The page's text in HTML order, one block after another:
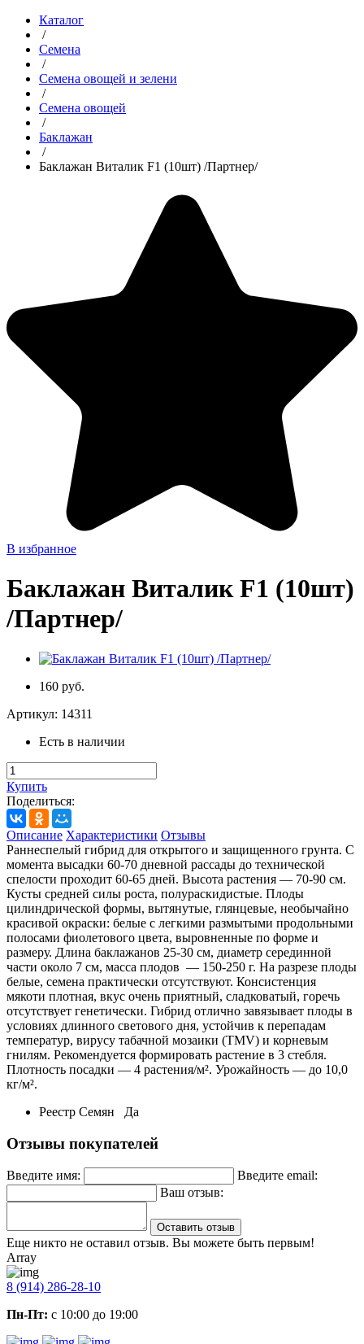
Каталог
/
Семена
/
Семена овощей и зелени
/
Семена овощей
/
Баклажан
/
Баклажан Виталик F1 (10шт) /Партнер/
В избранное
Баклажан Виталик F1 (10шт)
/Партнер/
160 руб.
Артикул: 14311
Есть в наличии
Купить
Поделиться:
Описание Характеристики Отзывы
Раннеспелый гибрид для открытого и защищенного грунта. С
момента высадки 60-70 дневной рассады до технической
спелости проходит 60-65 дней. Высота растения — 70-90 см.
Кусты средней силы роста, полураскидистые. Плоды
цилиндрической формы, вытянутые, глянцевые, необычайно
красивой окраски: белые с легкими размытыми продольными
полосами фиолетового цвета, выровненные по форме и
размеру. Длина баклажанов 25-30 см, диаметр серединной
части около 7 см, масса плодов — 150-250 г. На разрезе плоды
белые, семена практически отсутствуют. Консистенция
мякоти плотная, вкус очень приятный, сладковатый, горечь
отсутствует генетически. Гибрид отлично завязывает плоды в
условиях длинного светового дня, устойчив к перепадам
температур, вирусу табачной мозаики (TMV) и корневым
гнилям. Рекомендуется формировать растение в 3 стебля.
Плотность посадки — 4 растения/м². Урожайность — до 10,0
кг/м².
Реестр Семян
Да
Отзывы покупателей
Введите имя:
Введите email:
Ваш отзыв:
Оставить отзыв
Еще никто не оставил отзыв. Вы можете быть первым!
Array
8 (914) 286-28-10
Пн-Пт: с 10:00 до 19:00